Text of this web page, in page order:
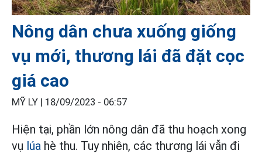
Nông dân chưa xuống giống
vụ mới, thương lái đã đặt cọc
giá cao
MỸ LY | 18/09/2023 - 06:57
Hiện tại, phần lớn nông dân đã thu hoạch xong
vụ lúa hè thu. Tuy nhiên, các thương lái vẫn đi